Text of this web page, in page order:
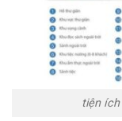
tiện ích